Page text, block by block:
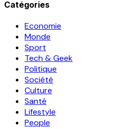
Catégories
Economie
Monde
Sport
Tech & Geek
Politique
Société
Culture
Santé
Lifestyle
People